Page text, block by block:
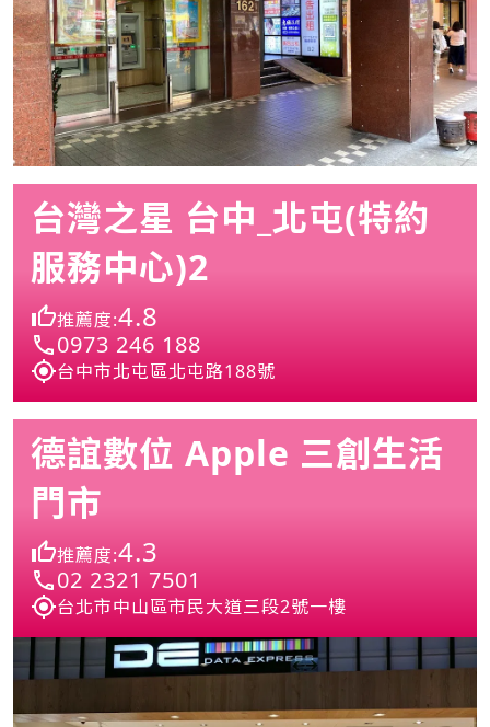
台灣之星 台中_北屯(特約
服務中心)2
推薦度:4.8
0973 246 188
台中市北屯區北屯路188號
德誼數位 Apple 三創生活
門市
推薦度:4.3
02 2321 7501
台北市中山區市民大道三段2號一樓